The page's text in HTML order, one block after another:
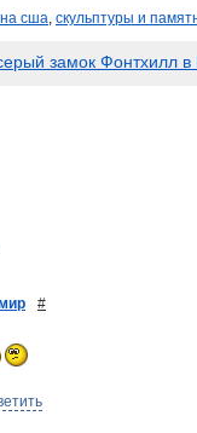
сша, скульптуры и
замок Фонтхилл
#